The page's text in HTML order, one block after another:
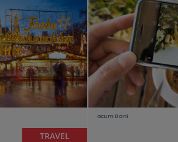
TRAVEL
acum 8 ani